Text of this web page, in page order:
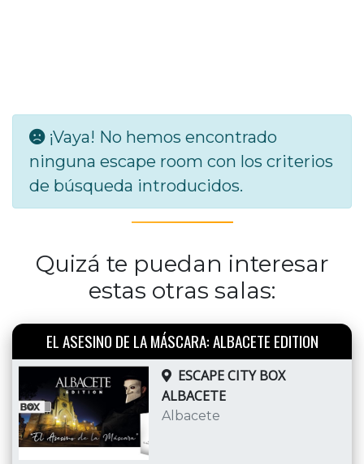
¡Vaya! No hemos encontrado
ninguna escape room con los criterios
de búsqueda introducidos.
Quizá te puedan interesar
estas otras salas:
EL ASESINO DE LA MÁSCARA: ALBACETE EDITION
ESCAPE CITY BOX
ALBACETE
Albacete